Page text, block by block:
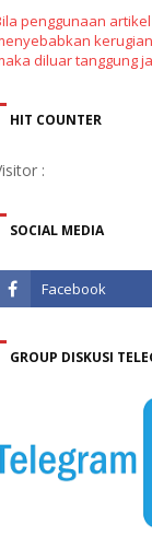
penggunaan
diluar tanggung
HIT COUNTER
:
SOCIAL MEDIA
GROUP DISKUSI